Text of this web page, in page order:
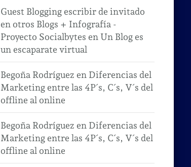
Guest Blogging escribir de invitado
en otros Blogs + Infografía -
Proyecto Socialbytes en Un Blog es
un escaparate virtual
Begoña Rodríguez en Diferencias del
Marketing entre las 4P´s, C´s, V´s del
offline al online
Begoña Rodríguez en Diferencias del
Marketing entre las 4P´s, C´s, V´s del
offline al online